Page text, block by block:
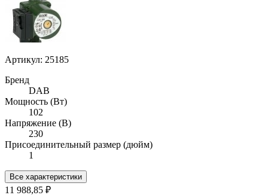
Артикул: 25185
Бренд
DAB
Мощность (Вт)
102
Напряжение (В)
230
Присоединительный размер (дюйм)
1
Все характеристики
11 988,85 ₽